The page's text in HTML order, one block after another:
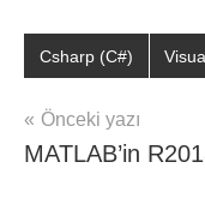
C
Sharp
Csharp (C#)
Yazı
gezinmesi
Önceki yazı
MATLAB’in